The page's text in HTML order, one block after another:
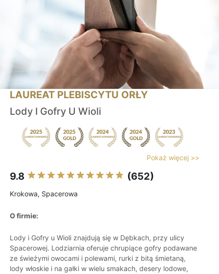
LAUREAT PLEBISCYTU ORŁY
Lody I Gofry U Wioli
Pokaż więcej >>
9.8 (652)
Krokowa, Spacerowa
O firmie:
Lody i Gofry u Wioli znajdują się w Dębkach, przy ulicy
Spacerowej. Lodziarnia oferuje chrupiące gofry podawane
ze świeżymi owocami i polewami, rurki z bitą śmietaną,
lody włoskie i na gałki w wielu smakach, desery lodowe,